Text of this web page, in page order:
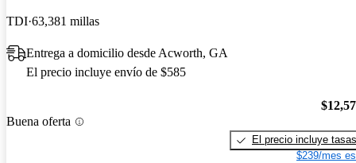
TDI 63,381 millas
Entrega a domicilio desde Acworth, GA
El precio incluye envío de $585
Buena oferta
El precio incluye tasas
$239/mes